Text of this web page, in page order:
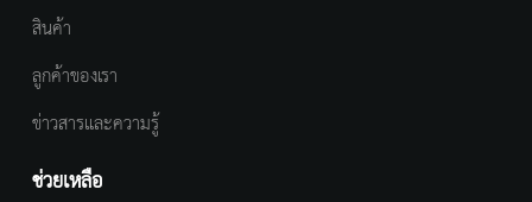
สินค้า
ลูกค้าของเรา
ข่าวสารและความรู้
ช่วยเหลือ